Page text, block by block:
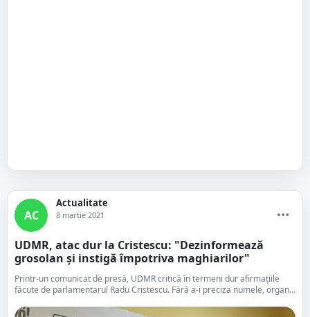
AC
Actualitate
8 martie 2021
UDMR, atac dur la Cristescu: "Dezinformează
grosolan și instigă împotriva maghiarilor"
Printr-un comunicat de presă, UDMR critică în termeni dur afirmațiile
făcute de parlamentarul Radu Cristescu. Fără a-i preciza numele, organ...